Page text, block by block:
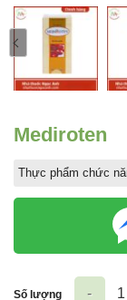
Mediroten
Thực phẩm chức
Số lượng